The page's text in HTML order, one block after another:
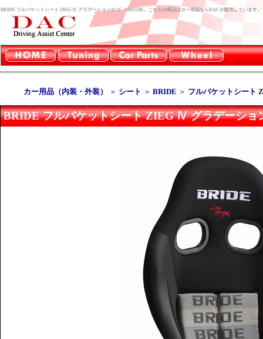
BRIDE フルバケットシート ZIEG Ⅳ グラデーションロゴ HB1GSR。こちらの商品はカー用品ならDACが販売しています。
カー用品（内装・外装） ＞ シート ＞ BRIDE ＞ フルバケットシート
BRIDE フルバケットシート ZIEG Ⅳ グラデーシ